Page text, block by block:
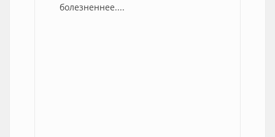
болезненнее....